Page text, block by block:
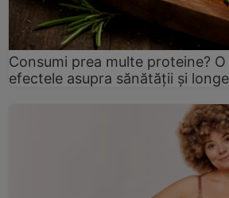
Consumi prea multe proteine?
efectele asupra sănătății și